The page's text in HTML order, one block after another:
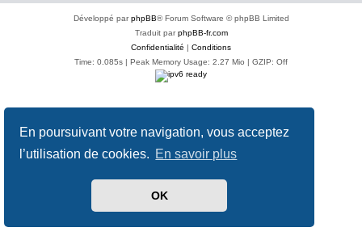
En poursuivant votre navigation, vous acceptez
l’utilisation de cookies. En savoir plus
OK
Développé parphpBB® Forum Software © phpBB Limited
Traduit parphpBB-fr.com
Confidentialité | Conditions
Time: 0.085s | Peak Memory Usage: 2.27 Mio | GZIP: Off